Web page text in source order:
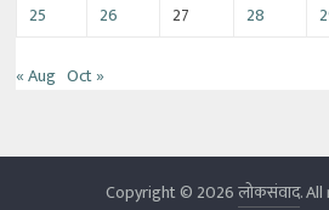
25
26 27 28
« Aug Oct »
Copyright © 2026लोकसंवाद.